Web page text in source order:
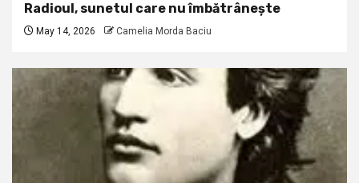
Radioul, sunetul care nu îmbătrânește
May 14, 2026 Camelia Morda Baciu